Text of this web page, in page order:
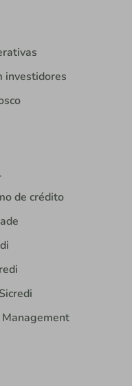
investidores
de crédito